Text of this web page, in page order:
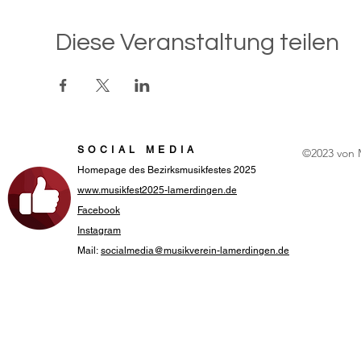
Diese Veranstaltung teilen
©2023 von
SOCIAL MEDIA
Homepage des Bezirksmusikfestes 2025
www.musikfest2025-lamerdingen.de
Facebook
Instagram
Mail: socialmedia@musikverein-lamerdingen.de